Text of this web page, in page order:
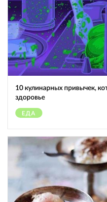
10 кулинарных привычек,
здоровье
ЕДА